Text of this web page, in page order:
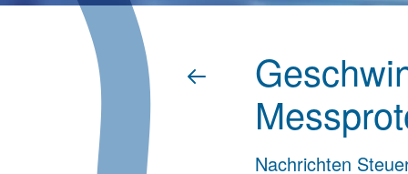
Nachrichten